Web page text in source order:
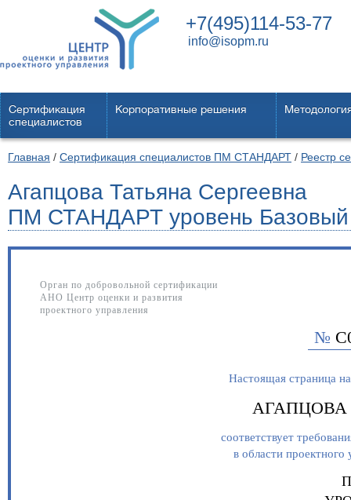
+7(495)114-53-77
info@isopm.ru
Сертификация
специалистов
Корпоративные решения
Главная / Сертификация специалистов ПМ СТАНДАРТ / Реестр
Агапцова Татьяна Сергеевна
ПМ СТАНДАРТ уровень Базовый
Орган по добровольной сертификации
АНО Центр оценки и развития
проектного управления
№
Настоящая страница
АГАПЦОВА
соответствует
в области